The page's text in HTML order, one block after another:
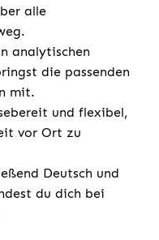
alle
analytischen
die passenden
mit.
und flexibel,
vor Ort zu
Deutsch und
du dich bei